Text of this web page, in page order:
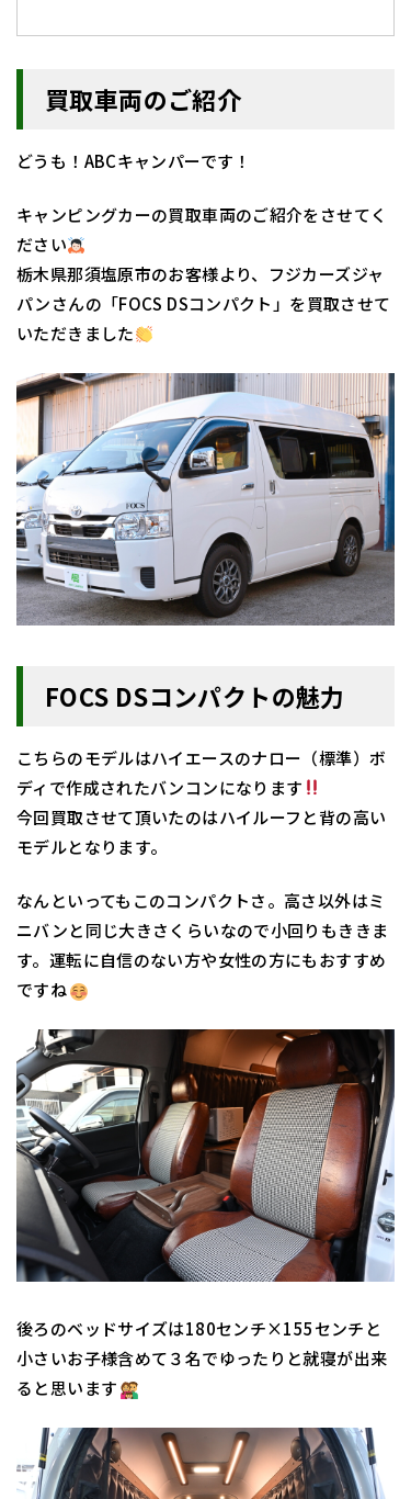
買取車両のご紹介
どうも！ABCキャンパーです！
キャンピングカーの買取車両のご紹介をさせてく
ださい
栃木県那須塩原市のお客様より、フジカーズジャ
パンさんの「FOCS DSコンパクト」を買取させて
いただきました
FOCS DSコンパクトの魅力
こちらのモデルはハイエースのナロー（標準）ボ
ディで作成されたバンコンになります
今回買取させて頂いたのはハイルーフと背の高い
モデルとなります。
なんといってもこのコンパクトさ。高さ以外はミ
ニバンと同じ大きさくらいなので小回りもききま
す。運転に自信のない方や女性の方にもおすすめ
ですね
後ろのベッドサイズは180センチ×155センチと
小さいお子様含めて３名でゆったりと就寝が出来
ると思います